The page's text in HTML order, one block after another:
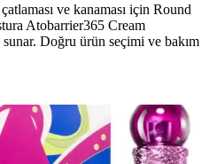
ve kanaması için Round
Atobarrier365 Cream
Doğru ürün seçimi ve bakım